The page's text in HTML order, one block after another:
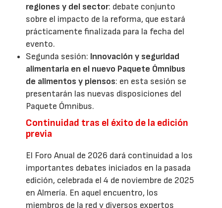
regiones y del sector: debate conjunto
sobre el impacto de la reforma, que estará
prácticamente finalizada para la fecha del
evento.
Segunda sesión: Innovación y seguridad
alimentaria en el nuevo Paquete Ómnibus
de alimentos y piensos: en esta sesión se
presentarán las nuevas disposiciones del
Paquete Ómnibus.
Continuidad tras el éxito de la edición
previa
El Foro Anual de 2026 dará continuidad a los
importantes debates iniciados en la pasada
edición, celebrada el 4 de noviembre de 2025
en Almería. En aquel encuentro, los
miembros de la red y diversos expertos